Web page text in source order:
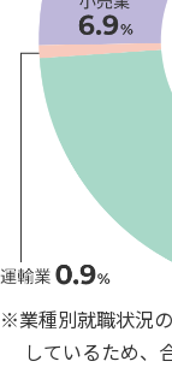
※業種別就職状況
しているため、